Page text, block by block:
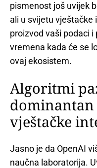
pismenost još uvijek
ali u svijetu vještačke
proizvod vaši podaci i
vremena kada će se
ovaj ekosistem.
Algoritmi
vještačke
Jasno je da OpenAI
naučna laboratorija.